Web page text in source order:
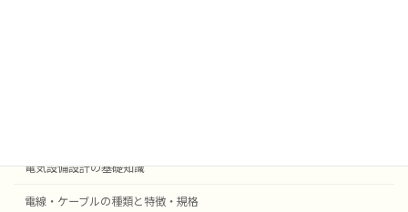
電気設備設計の基礎知識
電線・ケーブルの種類と特徴・規格